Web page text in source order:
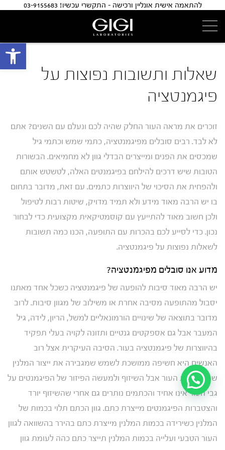
להתאמה אישית אונליין ורכישה - התקשרי עכשיו! 03-9155683
שאלות ותשובות נפוצות על
פיגמנטציה
זוכרים את מראה העור החלק שהיה לכם ונעלם עם השנים? אתם
לא לבד. רבים סובלים מפיגמנטציה, כתמי שמש וכתמי גיל
שמכסים את הפנים ומייצרים הבדלי גוון לא מחמיאים. הבשורות
הטובות שיש דרכים להילחם בפיגמנטים האלה, לטשטש אותם
ולהפחית את הסיכוי של היווצרות כתמים. עם זאת, מדובר בתחום
בו יש הרבה מאוד מידע ולא תמיד מדויק, שיטות רבות לטיפול
ולכן חשוב מאוד להתייעץ עם קוסמטיקאית מקצועית כדי לבחור
נכון. כדי לסייע לכם בהכרות עם התופעה, הכנו כמה תשובות
לשאלות נפוצות על פיגמנטציה.
מדוע אנו סובלים מפיגמנטציה?
יש הרבה מאוד סיבות להופעה של פיגמנטציה כשכל אחד מאתנו
יסבול מהתופעה מסיבה אחרת או משילוב של מגוון סיבות. לרוב
מדובר בתוצאה של שינויים הורמונאליים למשל, הריון, לידה, גיל
המעבר אבל גם אספקטים גנטיים ותזונה לקויה בעלי תפקיד
בהיווצרות של פיגמנטציה בעור. הסיבה העיקרית אצל רוב
האנשים היא חשיפה ממושכת לשמש שמגבירה את ייצור המלנין
שמשזף את העור אבל השיזוף ולמעשה הפיזור של הפיגמנטים על
גבי העור אינו אחיד והכתמים נותרים גם אחרי שהשיזוף יורד
והצטברות הפיגמנטים מייצרת כתם. גוון הכתם תלוי בכמות של
המלנין כשירידה בכמות המלנין מייצרת כתם בהירר בהשוואה לגוון
העור הטבעי ועלייה בכמות המלנין תייצר כתם כהה לעומת גוון